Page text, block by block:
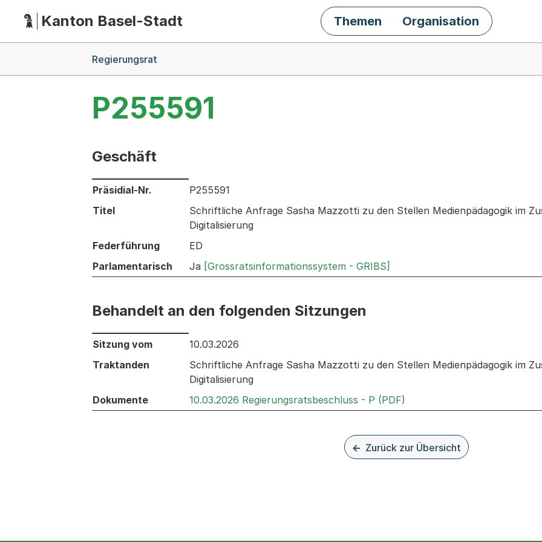
HauptnavigationKanton Basel-Stadt Themen Organisation
Regierungsrat
P255591
Geschäft
Informationen zum Ausgewählten Geschäft
Präsidial-Nr.
P255591
Titel
Schriftliche Anfrage Sasha Mazzotti zu den Stellen Medienpädagogik im
Digitalisierung
Federführung
ED
Parlamentarisch
Ja [Grossratsinformationssystem - GRIBS]
Behandelt an den folgenden Sitzungen
Behandelt an den folgenden Sitzungen: Informationen zu den Sitzungen zum Geschäft
Sitzung vom
10.03.2026
Traktanden
Schriftliche Anfrage Sasha Mazzotti zu den Stellen Medienpädagogik im
Digitalisierung
Dokumente
10.03.2026 Regierungsratsbeschluss - P (PDF)
Zurück zur Übersicht